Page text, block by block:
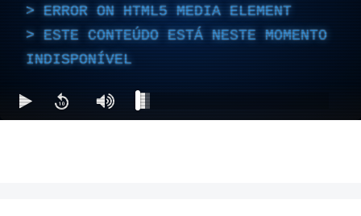
ERROR ON HTML5 MEDIA ELEMENT
ESTE CONTEÚDO ESTÁ NESTE MOMENTO
INDISPONÍVEL